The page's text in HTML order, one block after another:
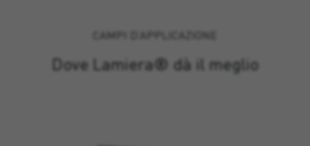
CAMPI D’APPLICAZIONE
Dove Lamiera® dà il meglio